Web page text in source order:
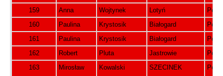
159
Anna Wojtynek Lotyń
160
Paulina Krystosik Białogard
161
Paulina Krystosik Białogard
162
Robert Pluta Jastrowie
163
Mirosław Kowalski SZECINEK